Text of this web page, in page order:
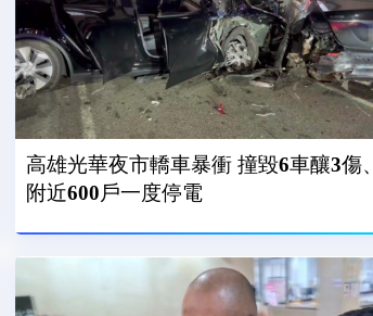
高雄光華夜市轎車暴衝 撞毀6車釀3傷、
附近600戶一度停電